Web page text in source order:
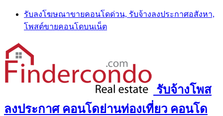
Skip
content
รับลงโฆษณาขายคอนโดด่วน, รับจ้างลงประกาศอสังหา,
โพสต์ขายคอนโดบนเน็ต
รับจ้างโพส
ลงประกาศ คอนโดย่านท่องเที่ยว คอนโด